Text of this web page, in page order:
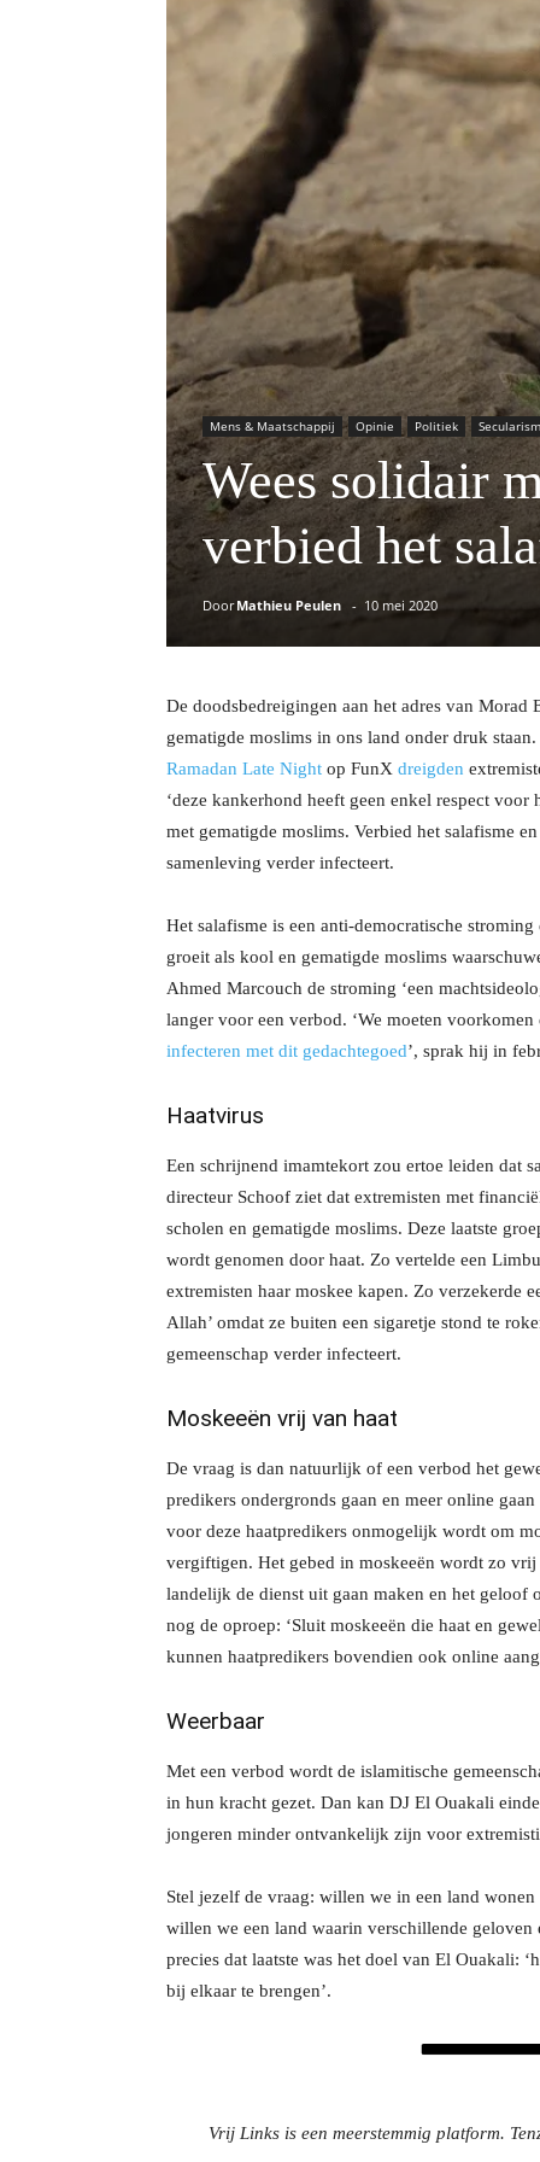
Mens & Maatschappij Opinie Politiek
Wees solidair
verbied het
Door Mathieu Peulen - 10 mei 2020
De doodsbedreigingen aan het adres van
gematigde moslims in ons land onder druk
Ramadan Late Night op FunX dreigden
‘deze kankerhond heeft geen enkel respect
met gematigde moslims. Verbied het salafisme
samenleving verder infecteert.
Het salafisme is een anti-democratische
groeit als kool en gematigde moslims
Ahmed Marcouch de stroming ‘een
langer voor een verbod. ‘We moeten
infecteren met dit gedachtegoed’, sprak hij in
Haatvirus
Een schrijnend imamtekort zou ertoe leiden dat
directeur Schoof ziet dat extremisten met
scholen en gematigde moslims. Deze laatste
wordt genomen door haat. Zo vertelde een
extremisten haar moskee kapen. Zo verzekerde
Allah’ omdat ze buiten een sigaretje stond te
gemeenschap verder infecteert.
Moskeeën vrij van haat
De vraag is dan natuurlijk of een verbod het
predikers ondergronds gaan en meer online
voor deze haatpredikers onmogelijk wordt om
vergiftigen. Het gebed in moskeeën wordt zo
landelijk de dienst uit gaan maken en het
nog de oproep: ‘Sluit moskeeën die haat en
kunnen haatpredikers bovendien ook online
Weerbaar
Met een verbod wordt de islamitische
in hun kracht gezet. Dan kan DJ El Ouakali
jongeren minder ontvankelijk zijn voor
Stel jezelf de vraag: willen we in een land
willen we een land waarin verschillende
precies dat laatste was het doel van El Ouakali:
bij elkaar te brengen’.
Vrij Links is een meerstemmig platform.